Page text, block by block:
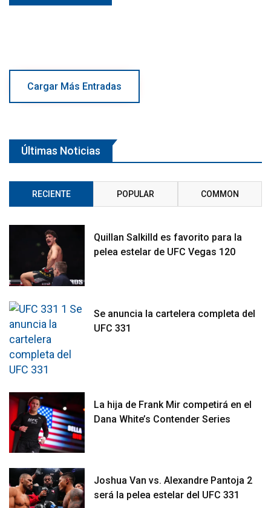
Cargar Más Entradas
Últimas Noticias
RECIENTE POPULAR COMMON
Quillan Salkilld es favorito para la
pelea estelar de UFC Vegas 120
Se anuncia la cartelera completa del
UFC 331
La hija de Frank Mir competirá en el
Dana White’s Contender Series
Joshua Van vs. Alexandre Pantoja 2
será la pelea estelar del UFC 331